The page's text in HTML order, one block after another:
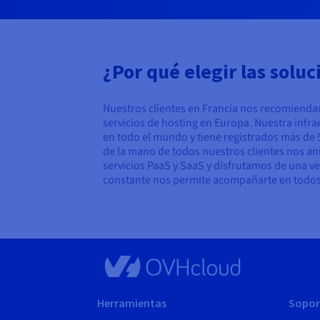
¿Por qué elegir las
Nuestros clientes en Francia nos
servicios de hosting en Europa. Nuestra
en todo el mundo y tiene registrados más
de la mano de todos nuestros clientes nos
servicios PaaS y SaaS y disfrutamos de una
constante nos permite acompañarte en
Herramientas